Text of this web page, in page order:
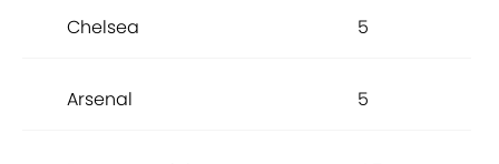
Chelsea 5
Arsenal 5